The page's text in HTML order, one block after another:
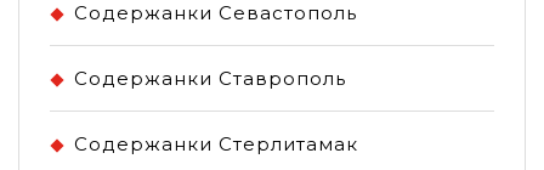
Содержанки Севастополь
Содержанки Ставрополь
Содержанки Стерлитамак